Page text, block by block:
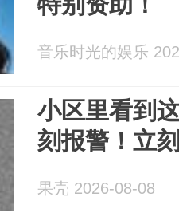
音乐时光的娱乐
小区里看到
刻报警！立
果壳 2026-08-08